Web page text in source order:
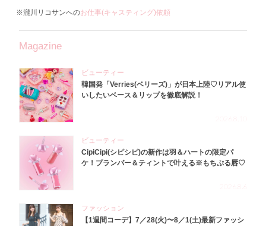
※瀧川リコサンへのお仕事(キャスティング)依頼
Magazine
ビューティー
韓国発「Verries(ベリーズ)」が日本上陸♡リアル使
いしたいベース＆リップを徹底解説！
ビューティー
CipiCipi(シピシピ)の新作は羽＆ハートの限定パ
ケ！プランパー＆ティントで叶える※もちぷる唇♡
ファッション
【1週間コーデ】7／28(火)〜8／1(土)最新ファッシ